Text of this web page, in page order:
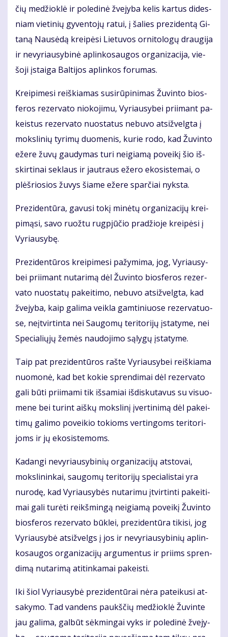
čių me­džiok­lė ir po­le­di­nė žve­jy­ba ke­lis kar­tus di­des­
niam vie­ti­nių gy­ven­to­jų ra­tui, į ša­lies pre­zi­den­tą Gi­
ta­ną Nau­sė­dą krei­pė­si Lie­tu­vos or­ni­to­lo­gų drau­gi­ja
ir ne­vy­riau­sy­bi­nė ap­lin­ko­sau­gos or­ga­ni­za­ci­ja, vie­
šo­ji įstai­ga Bal­ti­jos ap­lin­kos fo­ru­mas.
Krei­pi­me­si reiš­kia­mas su­si­rū­pi­ni­mas Žu­vin­to bios­
fe­ros re­zer­va­to nio­ko­ji­mu, Vy­riau­sy­bei pri­imant pa­
keis­tus re­zer­va­to nuo­sta­tus ne­bu­vo at­si­žvelg­ta į
moks­li­nių ty­ri­mų duo­me­nis, ku­rie ro­do, kad Žu­vin­to
eže­re žu­vų gau­dy­mas tu­ri ne­igia­mą po­vei­kį šio iš­
skir­ti­nai sek­laus ir jaut­raus eže­ro eko­sis­te­mai, o
plėš­rio­sios žu­vys šia­me eže­re spar­čiai nyks­ta.
Pre­zi­den­tū­ra, ga­vu­si to­kį mi­nė­tų or­ga­ni­za­ci­jų krei­
pi­mą­si, sa­vo ruož­tu rug­pjū­čio pra­džio­je krei­pė­si į
Vy­riau­sy­bę.
Pre­zi­den­tū­ros krei­pi­me­si pa­žy­mi­ma, jog, Vy­riau­sy­
bei pri­imant nu­ta­ri­mą dėl Žu­vin­to bios­fe­ros re­zer­
va­to nuo­sta­tų pa­kei­ti­mo, ne­bu­vo at­si­žvelg­ta, kad
žve­jy­ba, kaip ga­li­ma veik­la gam­ti­niuo­se re­zer­va­tuo­
se, ne­įtvir­tin­ta nei Sau­go­mų te­ri­to­ri­jų įsta­ty­me, nei
Spe­cia­lių­jų že­mės nau­do­ji­mo są­ly­gų įsta­ty­me.
Taip pat pre­zi­den­tū­ros raš­te Vy­riau­sy­bei reiš­kia­ma
nuo­mo­nė, kad bet ko­kie spren­di­mai dėl re­zer­va­to
ga­li bū­ti pri­ima­mi tik iš­sa­miai iš­dis­ku­ta­vus su vi­suo­
me­ne bei tu­rint aiš­kų moks­li­nį įver­ti­ni­mą dėl pa­kei­
ti­mų ga­li­mo po­vei­kio to­kioms ver­tin­goms te­ri­to­ri­
joms ir jų eko­sis­te­moms.
Ka­dan­gi ne­vy­riau­sy­bi­nių or­ga­ni­za­ci­jų at­sto­vai,
moks­li­nin­kai, sau­go­mų te­ri­to­ri­jų spe­cia­lis­tai yra
nu­ro­dę, kad Vy­riau­sy­bės nu­ta­ri­mu įtvir­tin­ti pa­kei­ti­
mai ga­li tu­rė­ti reikš­min­gą ne­igia­mą po­vei­kį Žu­vin­to
bios­fe­ros re­zer­va­to būk­lei, pre­zi­den­tū­ra ti­ki­si, jog
Vy­riau­sy­bė at­si­žvelgs į jos ir ne­vy­riau­sy­bi­nių ap­lin­
ko­sau­gos or­ga­ni­za­ci­jų ar­gu­men­tus ir pri­ims spren­
di­mą nu­ta­ri­mą ati­tin­ka­mai pa­keis­ti.
Iki šiol Vy­riau­sy­bė pre­zi­den­tū­rai nė­ra pa­tei­ku­si at­
sa­ky­mo. Tad van­dens paukš­čių me­džiok­lė Žu­vin­te
jau ga­li­ma, gal­būt sėk­min­gai vyks ir po­le­di­nė žve­jy­